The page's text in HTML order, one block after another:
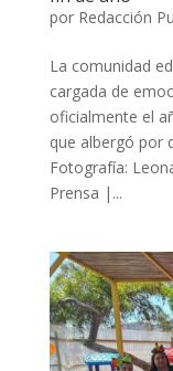
por Redacción
La comunidad
cargada de
oficialmente el
que albergó por
Fotografía:
Prensa |...